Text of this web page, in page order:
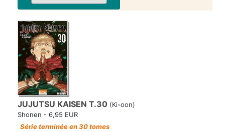
JUJUTSU KAISEN T.30 (Ki-oon)
Shonen - 6,95 EUR
Série terminée en 30 tomes